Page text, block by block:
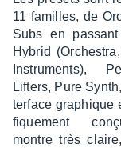
11 familles, de
Subs en
Hybrid
Instru­ments),
Lifters, Pure
ter­face graphique
fique­ment
montre très